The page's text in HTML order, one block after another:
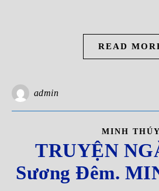
READ
admin
MINH THÚY
TRUYỆN
Sương Đêm.